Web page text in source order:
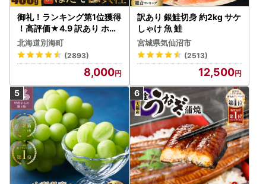
御礼！ランキング第1位獲得
！高評価★4.9 訳あり ホタ
テ 400g（ほたて 帆立 貝柱
冷凍 ）
北海道別海町
(2893)
8,000
訳あり 銀鮭切身 約2kg サケ
しゃけ 魚 鮭
宮城県気仙沼市
(2513)
12,500